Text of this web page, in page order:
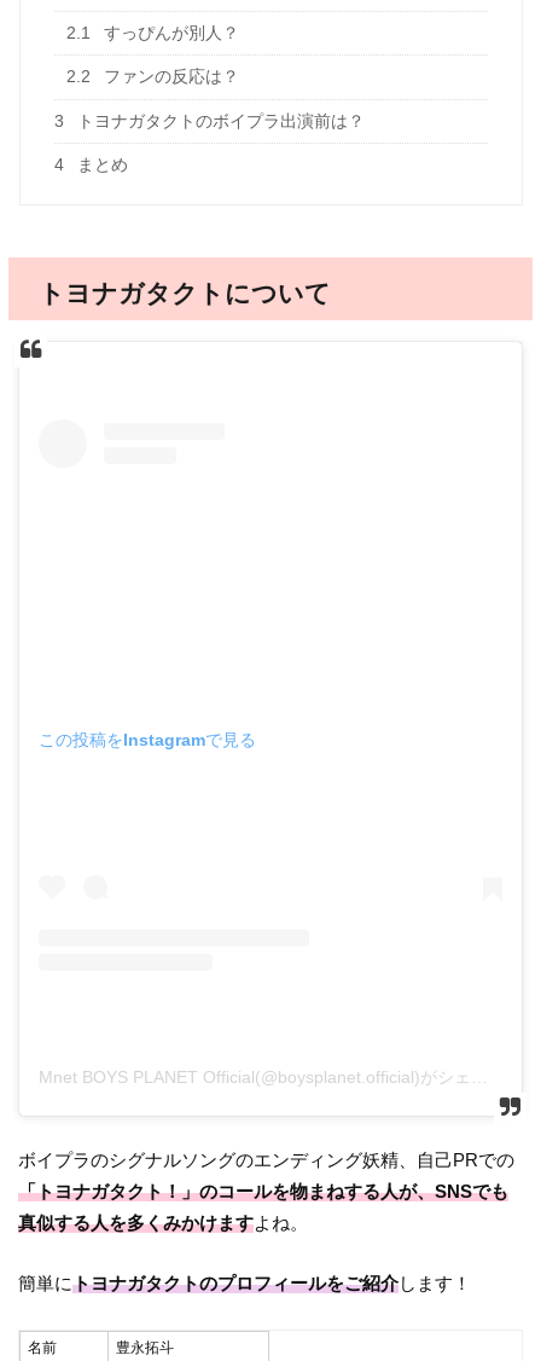
2.1 すっぴんが別人？
2.2 ファンの反応は？
3 トヨナガタクトのボイプラ出演前は？
4 まとめ
トヨナガタクトについて
この投稿をInstagramで見る
ボイプラのシグナルソングのエンディング妖精、自己PRでの
「トヨナガタクト！」のコールを物まねする人が、SNSでも
真似する人を多くみかけますよね。
簡単にトヨナガタクトのプロフィールをご紹介します！
名前
豊永拓斗